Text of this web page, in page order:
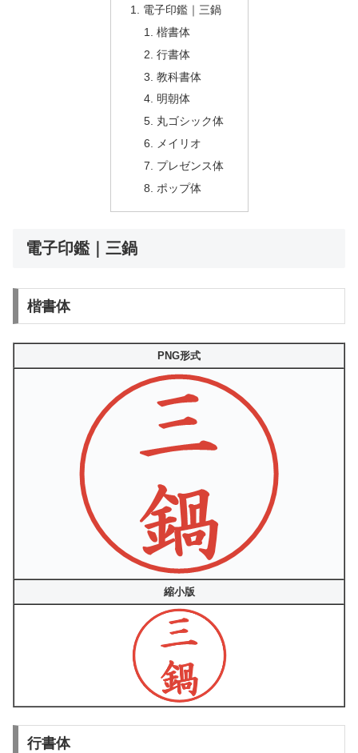
電子印鑑｜三鍋
楷書体
行書体
教科書体
明朝体
丸ゴシック体
メイリオ
プレゼンス体
ポップ体
電子印鑑｜三鍋
楷書体
PNG形式
縮小版
行書体